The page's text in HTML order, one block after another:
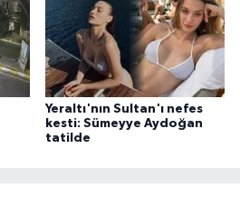
Yeraltı'nın Sultan'ı nefes
kesti: Sümeyye Aydoğan
tatilde